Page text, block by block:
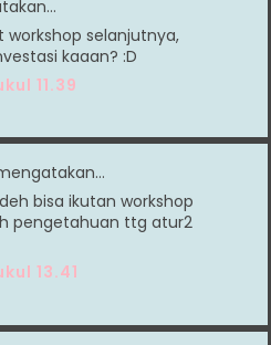
workshop selanjutnya,
kaaan? :D
11.39
bisa ikutan workshop
pengetahuan ttg atur2
13.41